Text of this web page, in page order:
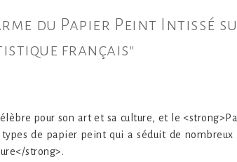
du Papier Peint Intissé
français"
célèbre pour son art et sa culture, et le
types de papier peint qui a séduit de
strong>.